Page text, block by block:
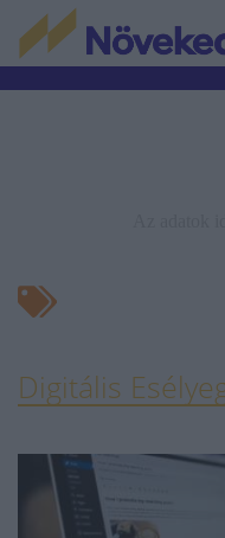
Digitális